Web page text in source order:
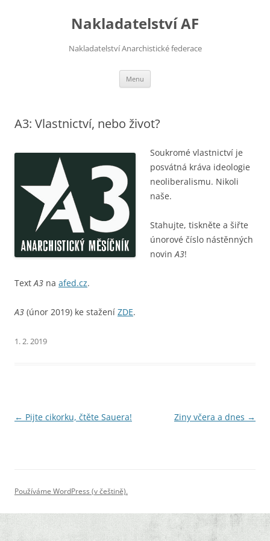
Nakladatelství AF
Nakladatelství Anarchistické federace
Menu
A3: Vlastnictví, nebo život?
Soukromé vlastnictví je
posvátná kráva ideologie
neoliberalismu. Nikoli
naše.
Stahujte, tiskněte a šiřte
únorové číslo nástěnných
novinA3!
TextA3 na afed.cz.
A3 (únor 2019) ke stažení ZDE.
1. 2. 2019
Navigace
← Pijte cikorku, čtěte Sauera! Ziny včera a dnes →
Používáme WordPress (v češtině).